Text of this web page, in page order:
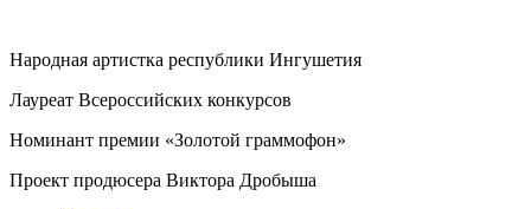
Народная артистка республики Ингушетия
Лауреат Всероссийских конкурсов
Номинант премии «Золотой граммофон»
Проект продюсера Виктора Дробыша